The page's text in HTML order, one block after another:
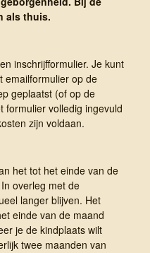
als thuis.
inschrijfformulier. Je kunt
emailformulier op de
geplaatst (of op de
formulier volledig ingevuld
zijn voldaan.
het tot het einde van de
overleg met de
langer blijven. Het
einde van de maand
je de kindplaats wilt
twee maanden van